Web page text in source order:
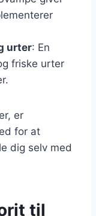
urter: En
friske urter
er
for at
dig selv med
til